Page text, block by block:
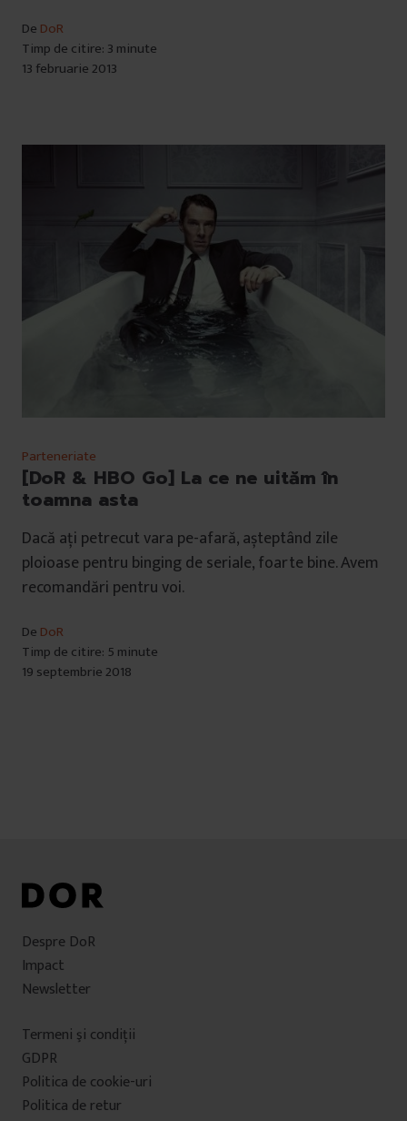
De DoR
Timp de citire: 3 minute
13 februarie 2013
Parteneriate
[DoR & HBO Go] La ce ne uităm în
toamna asta
Dacă ați petrecut vara pe-afară, așteptând zile
ploioase pentru binging de seriale, foarte bine. Avem
recomandări pentru voi.
De DoR
Timp de citire: 5 minute
19 septembrie 2018
Despre DoR
Impact
Newsletter
Termeni şi condiţii
GDPR
Politica de cookie-uri
Politica de retur